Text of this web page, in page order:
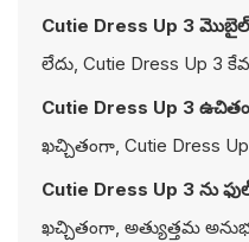
Cutie Dress Up 3
లేదు, Cutie Dress Up
Cutie Dress Up 3
ఖచ్చితంగా, Cutie Dress
Cutie Dress Up 3 ను
ఖచ్చితంగా, అత్యుత్తమ